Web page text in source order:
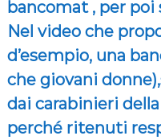
bancomat , per
Nel video che
d’esempio, una
che giovani
dai carabinieri
perché ritenuti